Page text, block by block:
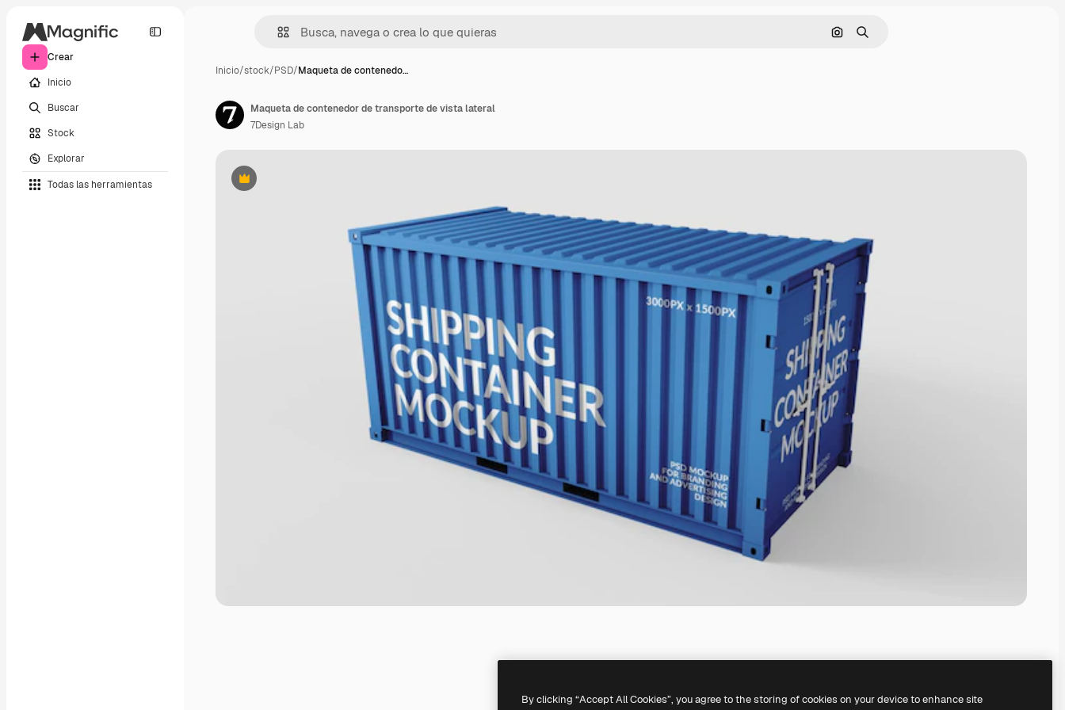
Crear
Inicio
Buscar
Stock
Explorar
Todas las herramientas
Buscar por imagen
Buscar
Inicio/stock/PSD/Maqueta de contenedo…
Premium
Maqueta de contenedor de transporte de vista lateral
7Design Lab
By clicking “Accept All Cookies”, you agree to the storing of cookies on your device to enhance site